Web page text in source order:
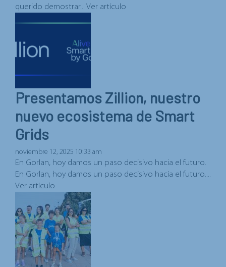
querido demostrar... Ver artículo
Presentamos Zillion, nuestro
nuevo ecosistema de Smart
Grids
noviembre 12, 2025 10:33 am
En Gorlan, hoy damos un paso decisivo hacia el futuro.
En Gorlan, hoy damos un paso decisivo hacia el futuro....
Ver artículo